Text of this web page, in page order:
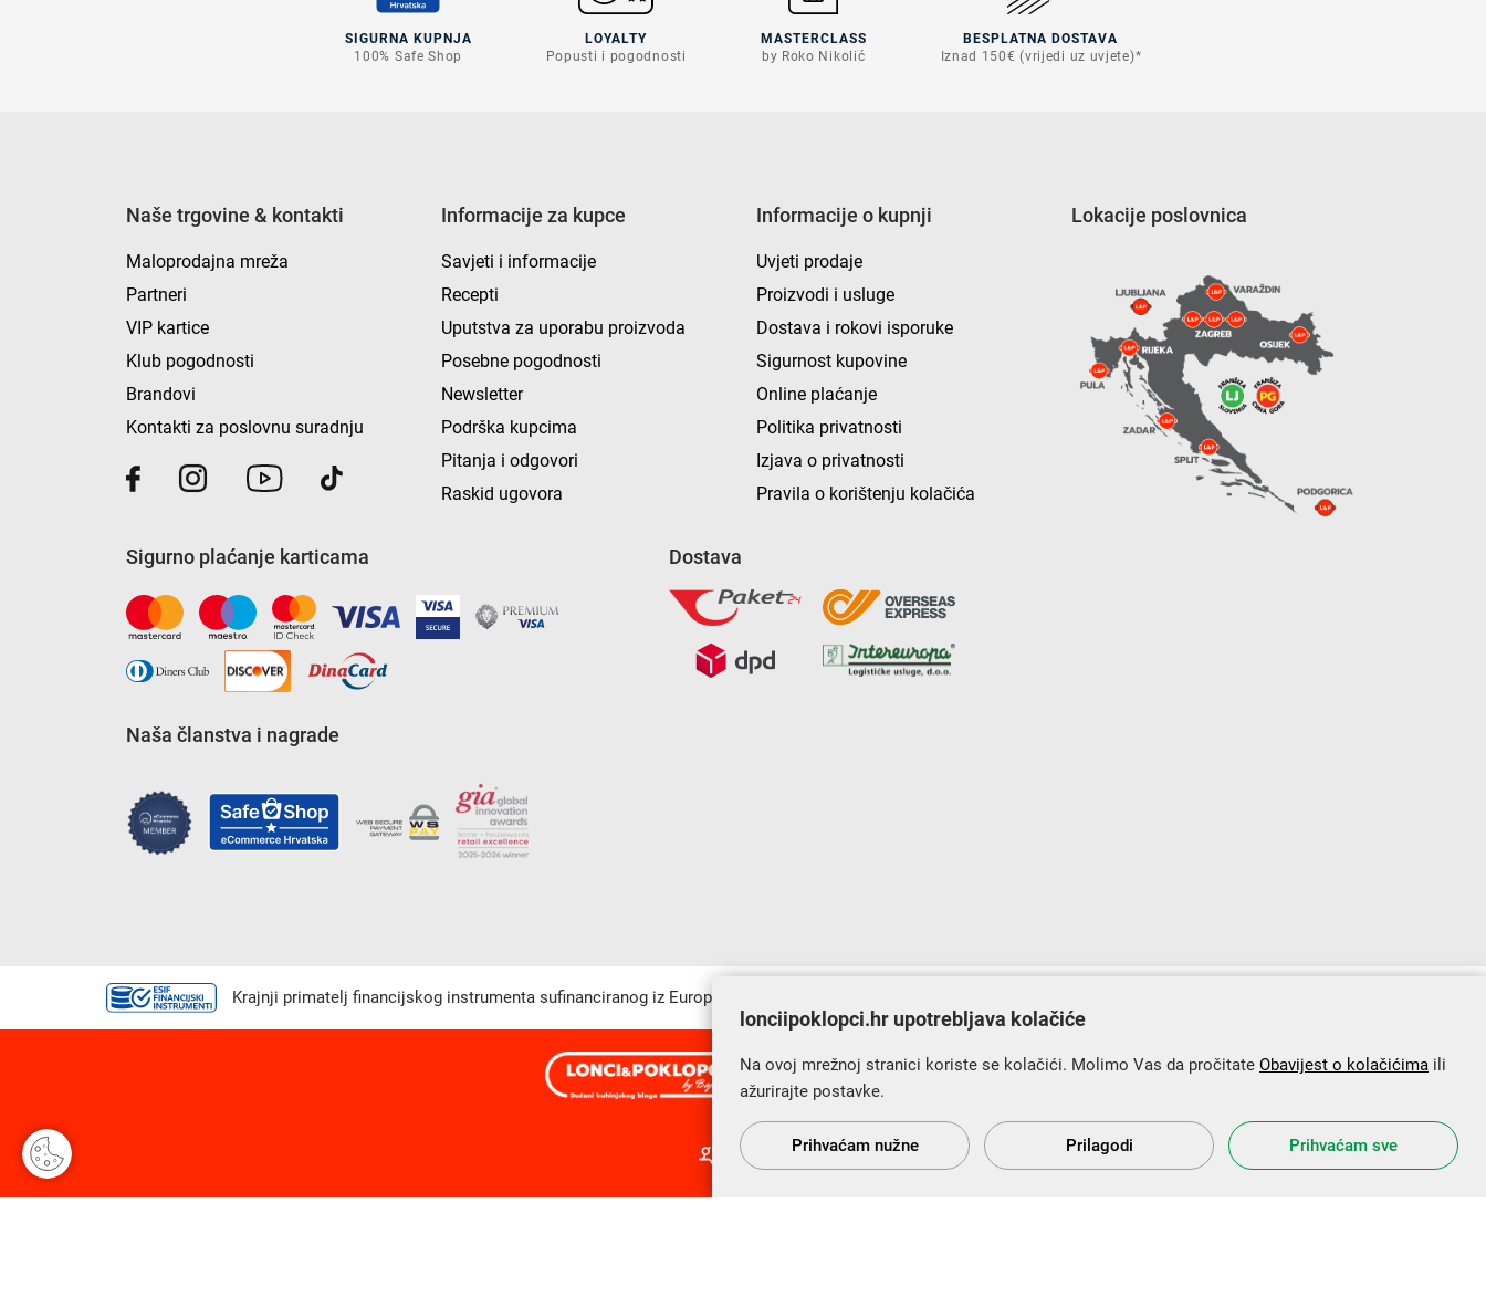
SIGURNA KUPNJA
100% Safe Shop
LOYALTY
Popusti i pogodnosti
MASTERCLASS
by Roko Nikolić
BESPLATNA DOSTAVA
Iznad 150€ (vrijedi uz uvjete)*
Naše trgovine & kontakti
Maloprodajna mreža
Partneri
VIP kartice
Klub pogodnosti
Brandovi
Kontakti za poslovnu suradnju
Informacije za kupce
Savjeti i informacije
Recepti
Uputstva za uporabu proizvoda
Posebne pogodnosti
Newsletter
Podrška kupcima
Pitanja i odgovori
Raskid ugovora
Informacije o kupnji
Uvjeti prodaje
Proizvodi i usluge
Dostava i rokovi isporuke
Sigurnost kupovine
Online plaćanje
Politika privatnosti
Izjava o privatnosti
Pravila o korištenju kolačića
Lokacije poslovnica
Sigurno plaćanje karticama
Naša članstva i nagrade
Dostava
Krajnji primatelj financijskog instrumenta sufinanciranog iz Europskog fonda za regionalni razvoj u sklopu Operativnog programa „Konkurentnost i kohezija”.
s Vama od 2014. godine!
lonciipoklopci.hr upotrebljava kolačiće
Na ovoj mrežnoj stranici koriste se kolačići. Molimo Vas da pročitate Obavijest o kolačićima ili
ažurirajte postavke.
Prihvaćam nužne Prilagodi Prihvaćam sve